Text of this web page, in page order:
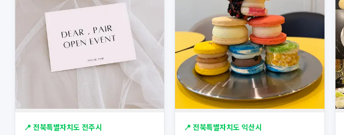
📍 전북특별자치도 전주시 📍 전북특별자치도 익산시